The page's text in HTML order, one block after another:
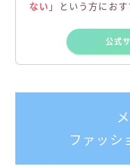
ない 」という方におす
公式
ファッシ